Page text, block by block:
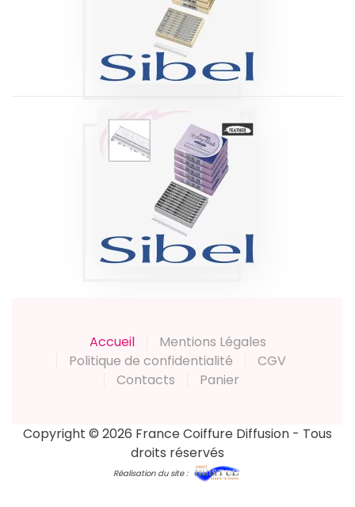
Produits
LAME À EFFILER
FEATHER
THINNING X50
Produits
Accueil
Mentions Légales
Politique de confidentialité
CGV
Contacts
Panier
Copyright © 2026 France Coiffure Diffusion - Tous
droits réservés
Réalisation du site :